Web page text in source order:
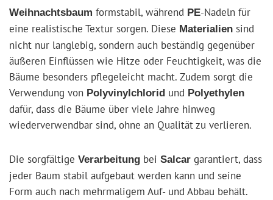
Weihnachtsbaum formstabil, während PE-Nadeln für
eine realistische Textur sorgen. Diese Materialien sind
nicht nur langlebig, sondern auch beständig gegenüber
äußeren Einflüssen wie Hitze oder Feuchtigkeit, was die
Bäume besonders pflegeleicht macht. Zudem sorgt die
Verwendung von Polyvinylchlorid und Polyethylen
dafür, dass die Bäume über viele Jahre hinweg
wiederverwendbar sind, ohne an Qualität zu verlieren.
Die sorgfältige Verarbeitung bei Salcar garantiert, dass
jeder Baum stabil aufgebaut werden kann und seine
Form auch nach mehrmaligem Auf- und Abbau behält.